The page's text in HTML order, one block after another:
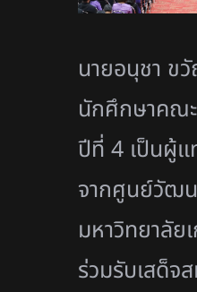
นายอนุชา ข
นักศึกษาคณ
ปีที่ 4 เป็นผู้
จากศูนย์วัฒ
มหาวิทยาลั
ร่วมรับเสด็จ